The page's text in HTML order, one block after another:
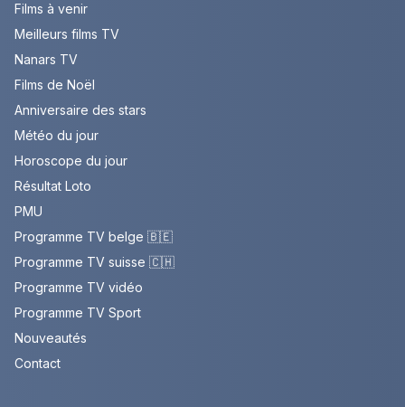
Films à venir
Meilleurs films TV
Nanars TV
Films de Noël
Anniversaire des stars
Météo du jour
Horoscope du jour
Résultat Loto
PMU
Programme TV belge 🇧🇪
Programme TV suisse 🇨🇭
Programme TV vidéo
Programme TV Sport
Nouveautés
Contact